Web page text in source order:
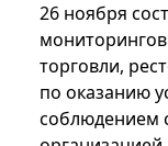
26 ноября
торговли,
по оказанию
соблюдением